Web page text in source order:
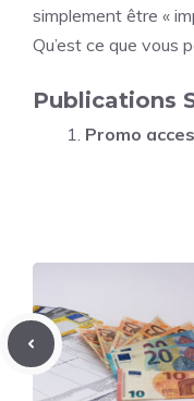
simplement être «
Qu’est ce que vous
Publications
Promo